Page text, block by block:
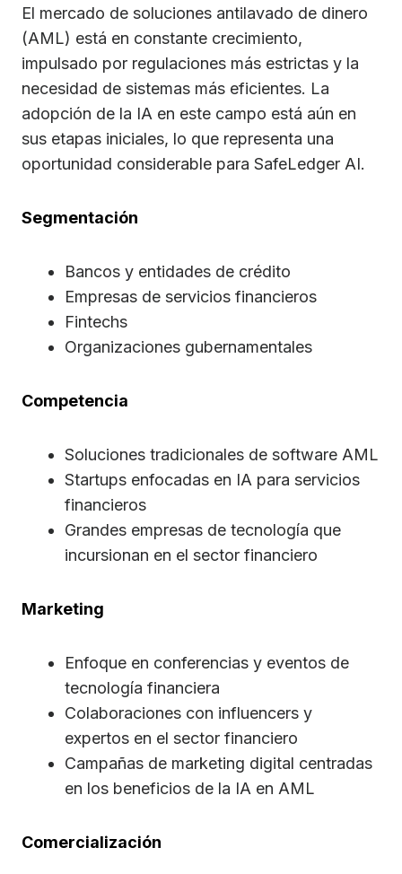
El mercado de soluciones antilavado de dinero
(AML) está en constante crecimiento,
impulsado por regulaciones más estrictas y la
necesidad de sistemas más eficientes. La
adopción de la IA en este campo está aún en
sus etapas iniciales, lo que representa una
oportunidad considerable para SafeLedger AI.
Segmentación
Bancos y entidades de crédito
Empresas de servicios financieros
Fintechs
Organizaciones gubernamentales
Competencia
Soluciones tradicionales de software AML
Startups enfocadas en IA para servicios
financieros
Grandes empresas de tecnología que
incursionan en el sector financiero
Marketing
Enfoque en conferencias y eventos de
tecnología financiera
Colaboraciones con influencers y
expertos en el sector financiero
Campañas de marketing digital centradas
en los beneficios de la IA en AML
Comercialización